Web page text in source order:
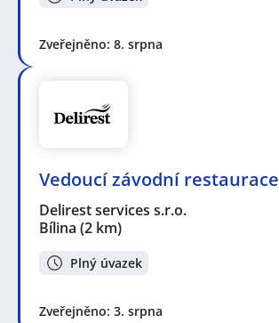
Zveřejněno: 8. srpna
Vedoucí závodní restaurace
Delirest services s.r.o.
Bílina (2 km)
Plný úvazek
Zveřejněno: 3. srpna